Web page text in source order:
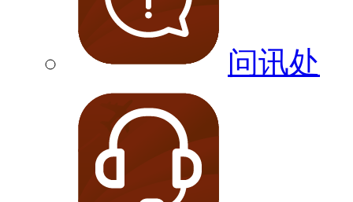
问讯处